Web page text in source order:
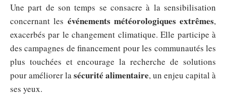
Une part de son temps se consacre à la sensibilisation
concernant les événements météorologiques extrêmes,
exacerbés par le changement climatique. Elle participe à
des campagnes de financement pour les communautés les
plus touchées et encourage la recherche de solutions
pour améliorer lasécurité alimentaire, un enjeu capital à
ses yeux.